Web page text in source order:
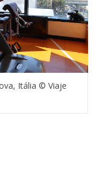
Itália © Viaje